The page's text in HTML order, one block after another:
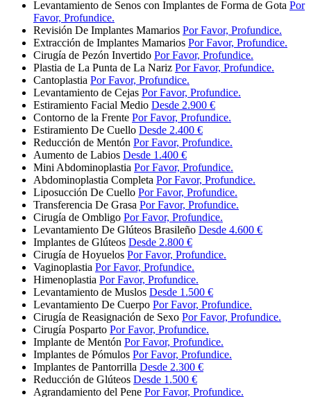
Levantamiento de Senos con Implantes de Forma de Gota Por
Favor, Profundice.
Revisión De Implantes Mamarios Por Favor, Profundice.
Extracción de Implantes Mamarios Por Favor, Profundice.
Cirugía de Pezón Invertido Por Favor, Profundice.
Plastia de La Punta de La Nariz Por Favor, Profundice.
Cantoplastia Por Favor, Profundice.
Levantamiento de Cejas Por Favor, Profundice.
Estiramiento Facial Medio Desde 2.900 €
Contorno de la Frente Por Favor, Profundice.
Estiramiento De Cuello Desde 2.400 €
Reducción de Mentón Por Favor, Profundice.
Aumento de Labios Desde 1.400 €
Mini Abdominoplastia Por Favor, Profundice.
Abdominoplastia Completa Por Favor, Profundice.
Liposucción De Cuello Por Favor, Profundice.
Transferencia De Grasa Por Favor, Profundice.
Cirugía de Ombligo Por Favor, Profundice.
Levantamiento De Glúteos Brasileño Desde 4.600 €
Implantes de Glúteos Desde 2.800 €
Cirugía de Hoyuelos Por Favor, Profundice.
Vaginoplastia Por Favor, Profundice.
Himenoplastia Por Favor, Profundice.
Levantamiento de Muslos Desde 1.500 €
Levantamiento De Cuerpo Por Favor, Profundice.
Cirugía de Reasignación de Sexo Por Favor, Profundice.
Cirugía Posparto Por Favor, Profundice.
Implante de Mentón Por Favor, Profundice.
Implantes de Pómulos Por Favor, Profundice.
Implantes de Pantorrilla Desde 2.300 €
Reducción de Glúteos Desde 1.500 €
Agrandamiento del Pene Por Favor, Profundice.